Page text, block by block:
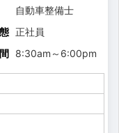
した最新機器をほぼ
自動車整備士
正社員
8:30am ～ 6:00pm